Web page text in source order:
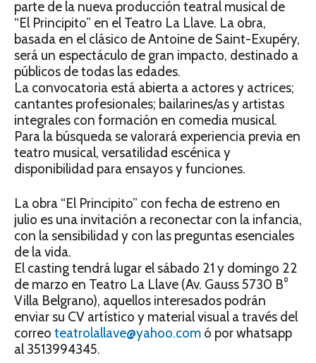
parte de la nueva producción teatral musical de
“El Principito” en el Teatro La Llave. La obra,
basada en el clásico de Antoine de Saint-Exupéry,
será un espectáculo de gran impacto, destinado a
públicos de todas las edades.
La convocatoria está abierta a actores y actrices;
cantantes profesionales; bailarines/as y artistas
integrales con formación en comedia musical.
Para la búsqueda se valorará experiencia previa en
teatro musical, versatilidad escénica y
disponibilidad para ensayos y funciones.
La obra “El Principito” con fecha de estreno en
julio es una invitación a reconectar con la infancia,
con la sensibilidad y con las preguntas esenciales
de la vida.
El casting tendrá lugar el sábado 21 y domingo 22
de marzo en Teatro La Llave (Av. Gauss 5730 B°
Villa Belgrano), aquellos interesados podrán
enviar su CV artístico y material visual a través del
correo teatrolallave@yahoo.com ó por whatsapp
al 3513994345.